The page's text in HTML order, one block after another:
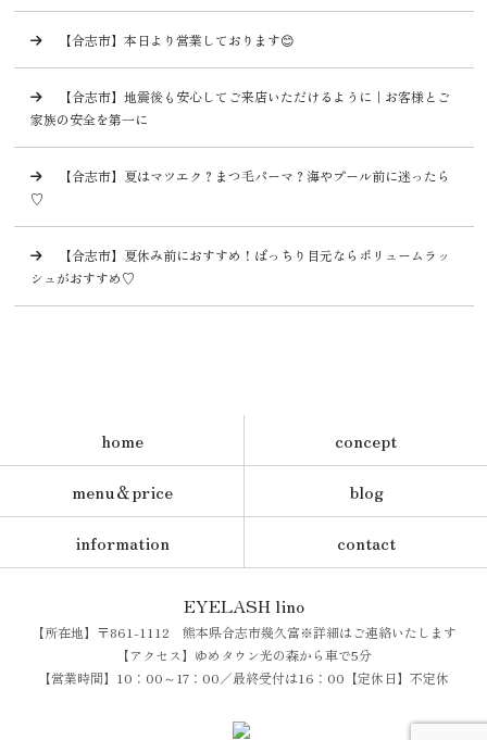
【合志市】本日より営業しております😊
【合志市】地震後も安心してご来店いただけるように｜お客様とご
家族の安全を第一に
【合志市】夏はマツエク？まつ毛パーマ？海やプール前に迷ったら
♡
【合志市】夏休み前におすすめ！ぱっちり目元ならボリュームラッ
シュがおすすめ♡
home
concept
menu＆price
blog
information
contact
EYELASH lino
【所在地】〒861-1112 熊本県合志市幾久富※詳細はご連絡いたします
【アクセス】ゆめタウン光の森から車で5分
【営業時間】10：00～17：00／最終受付は16：00【定休日】不定休